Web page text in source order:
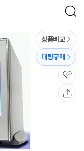
검
색
상품비교
대량구매
관
심